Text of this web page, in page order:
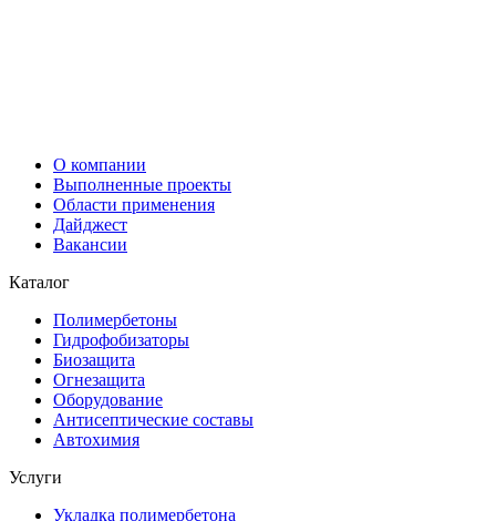
О компании
Выполненные проекты
Области применения
Дайджест
Вакансии
Каталог
Полимербетоны
Гидрофобизаторы
Биозащита
Огнезащита
Оборудование
Антисептические составы
Автохимия
Услуги
Укладка полимербетона